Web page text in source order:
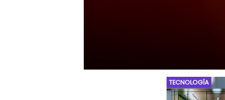
TECNOLOGÍA